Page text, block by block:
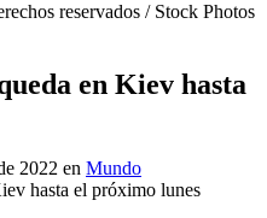
reservados / Stock Photos
en Kiev hasta
2022 en Mundo